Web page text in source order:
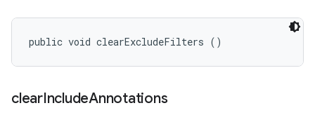
public void clearExcludeFilters ()
clearIncludeAnnotations